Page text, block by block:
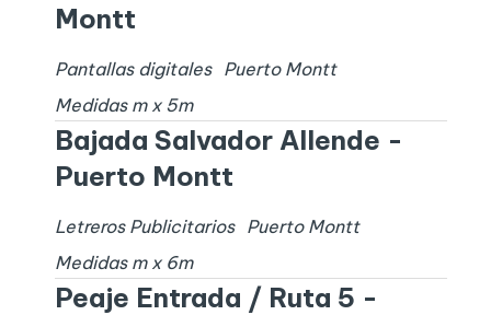
Montt
Pantallas digitales
Puerto Montt
Medidas m x 5m
Bajada Salvador Allende -
Puerto Montt
Letreros Publicitarios
Puerto Montt
Medidas m x 6m
Peaje Entrada / Ruta 5 -